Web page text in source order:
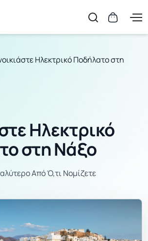
Ηλεκτρικό Ποδήλατο στη
Ηλεκτρικό
στη Νάξο
Από Ό,τι Νομίζετε